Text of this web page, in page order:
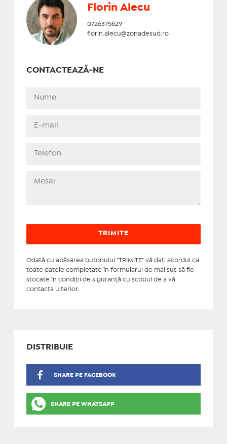
Florin Alecu
0726375629
florin.alecu@zonadesud.ro
CONTACTEAZĂ-NE
Odată cu apăsarea butonului "TRIMITE" vă daţi acordul ca
toate datele completate în formularul de mai sus să fie
stocate în condiţii de siguranţă cu scopul de a vă
contacta ulterior.
DISTRIBUIE
SHARE PE FACEBOOK
SHARE PE WHATSAPP